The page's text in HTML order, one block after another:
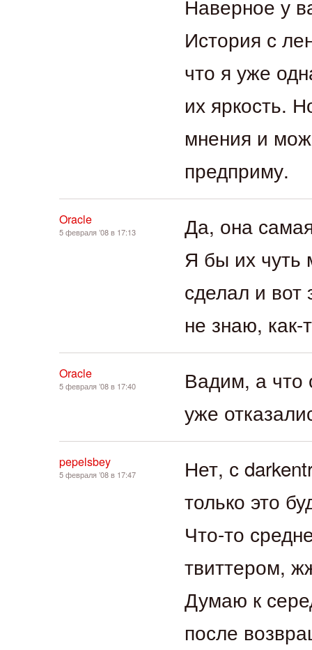
Наверное у
История с
что я уже
их яркость.
мнения и
предприму.
Да, она
Я бы их чуть
сделал и вот
не знаю, как-
Oracle
5 февраля ’08 в 17:13
Вадим, а что
уже
Oracle
5 февраля ’08 в 17:40
Нет, с
только это
Что-то
твиттером,
Думаю к
после
pepelsbey
5 февраля ’08 в 17:47